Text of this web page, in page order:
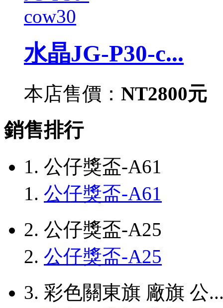
水晶JG-P30-c...
本店售價： NT2800元
銷售排行
1. 公仔獎盃-A61
1. 公仔獎盃-A61
2. 公仔獎盃-A25
2. 公仔獎盃-A25
3. 彩色關東旗 廠旗 公